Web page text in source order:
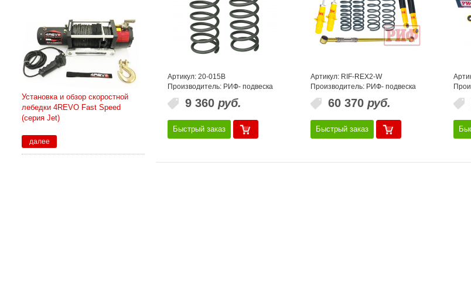
Установка и обзор скоростной
лебедки 4REVO Fast Speed
(серия Jet)
далее
Артикул: 20-015B
Производитель: РИФ- подвеска
9 360 руб.
Быстрый заказ
Артикул: RIF-REX2-W
Производитель: РИФ- подвеска
60 370 руб.
Быстрый заказ